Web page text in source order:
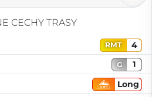
CECHY TRASY
RMT
4
G
1
Long